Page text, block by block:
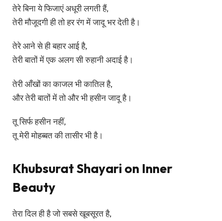
तेरे बिना ये फिजाएं अधूरी लगती हैं,
तेरी मौजूदगी ही तो हर रंग में जादू भर देती है।
तेरे आने से ही बहार आई है,
तेरी बातों में एक अलग सी रुहानी अदाई है।
तेरी आँखों का काजल भी कातिल है,
और तेरी बातों में तो और भी हसीन जादू है।
तू सिर्फ हसीन नहीं,
तू मेरी मोहब्बत की तासीर भी है।
Khubsurat Shayari on Inner
Beauty
तेरा दिल ही है जो सबसे खूबसूरत है,